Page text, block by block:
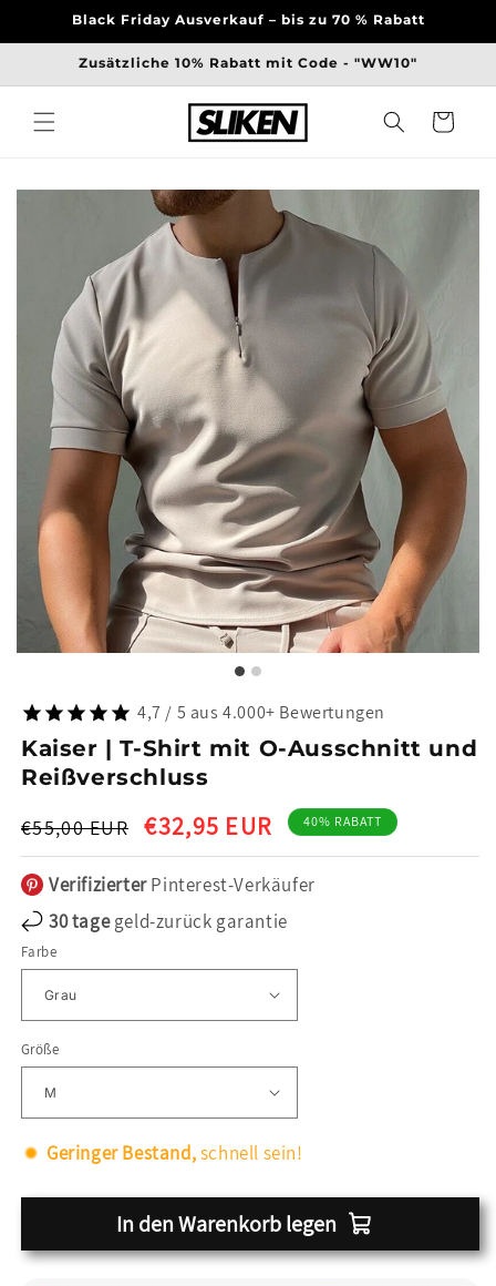
Inhalt
Black Friday Ausverkauf – bis zu 70 % Rabatt
Zusätzliche 10% Rabatt mit Code - "WW10"
Warenkorb
4,7 / 5 aus 4.000+ Bewertungen
Kaiser | T-Shirt mit O-Ausschnitt und
Reißverschluss
Normaler
€55,00 EUR Verkaufspreis
€32,95 EUR 40% RABATT
VerifizierterPinterest-Verkäufer
30 tagegeld-zurück garantie
Farbe
Größe
Geringer Bestand,schnell sein!
In den Warenkorb legen